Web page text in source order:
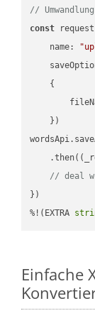
//
const
name:
    {
    })
    .then(
(
// deal
})
%!(EXTRA
Einfache